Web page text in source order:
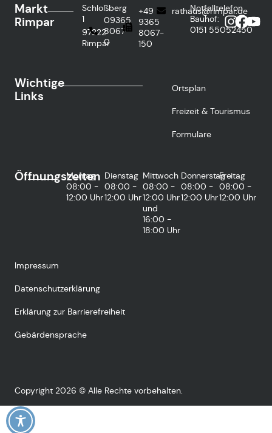
Markt
Rimpar
Schloßberg
1
97222
Rimpar
09365
8067-
0
+49
9365
8067-
150
rathaus@rimpar.de
Notfalltelefon
Bauhof:
0151 55052450
Wichtige
Links
Ortsplan
Freizeit & Tourismus
Formulare
Öffnungszeiten
Montag
08:00 -
12:00 Uhr
Dienstag
08:00 -
12:00 Uhr
Mittwoch
08:00 -
12:00 Uhr
und
16:00 -
18:00 Uhr
Donnerstag
08:00 -
12:00 Uhr
Freitag
08:00 -
12:00 Uhr
Impressum
Datenschutzerklärung
Erklärung zur Barrierefreiheit
Gebärdensprache
Copyright 2026 © Alle Rechte vorbehalten.